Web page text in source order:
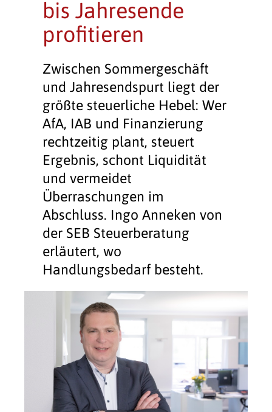
bis Jahresende
profitieren
Zwischen Sommergeschäft
und Jahresendspurt liegt der
größte steuerliche Hebel: Wer
AfA, IAB und Finanzierung
rechtzeitig plant, steuert
Ergebnis, schont Liquidität
und vermeidet
Überraschungen im
Abschluss. Ingo Anneken von
der SEB Steuerberatung
erläutert, wo
Handlungsbedarf besteht.